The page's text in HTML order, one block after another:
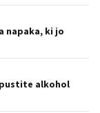
napaka, ki jo
alkohol